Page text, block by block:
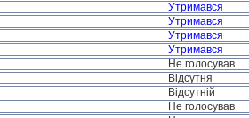
Утримався
Утримався
Утримався
Утримався
Не голосував
Відсутня
Відсутній
Не голосував